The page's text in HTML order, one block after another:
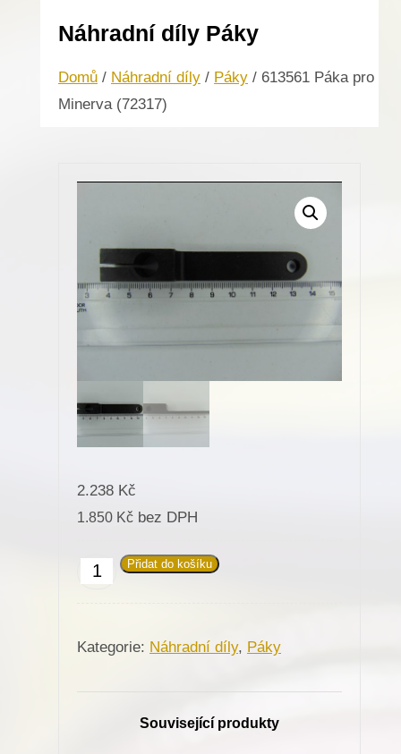
Náhradní díly Páky
Domů / Náhradní díly / Páky / 613561 Páka pro
Minerva (72317)
2.238 Kč
1.850 Kč bez DPH
613561
Minerva
Přidat do košíku
Kategorie: Náhradní díly, Páky
Související produkty